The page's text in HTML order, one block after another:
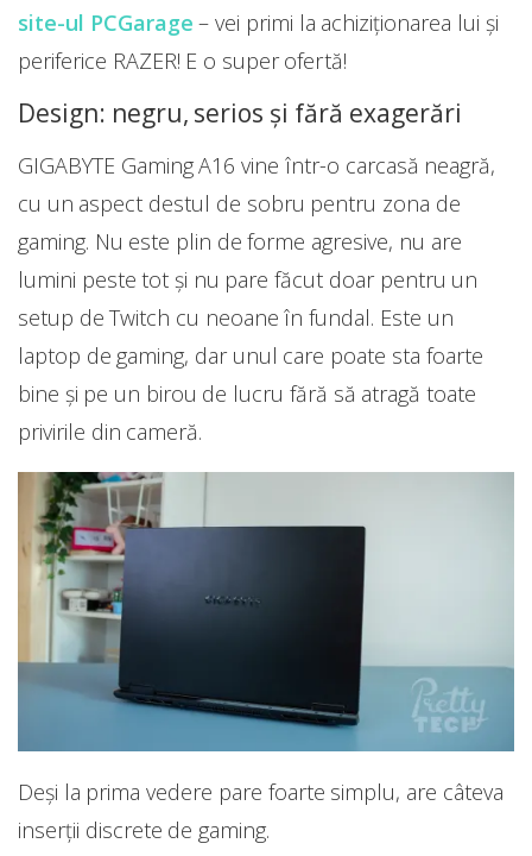
site-ul PCGarage – vei primi la achiziționarea lui și
periferice RAZER! E o super ofertă!
Design: negru, serios și fără exagerări
GIGABYTE Gaming A16 vine într-o carcasă neagră,
cu un aspect destul de sobru pentru zona de
gaming. Nu este plin de forme agresive, nu are
lumini peste tot și nu pare făcut doar pentru un
setup de Twitch cu neoane în fundal. Este un
laptop de gaming, dar unul care poate sta foarte
bine și pe un birou de lucru fără să atragă toate
privirile din cameră.
Deși la prima vedere pare foarte simplu, are câteva
inserții discrete de gaming.